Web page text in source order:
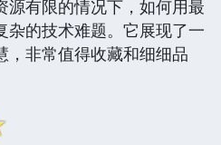
源有限的情况下，如何用最
杂的技术难题。它展现了一
，非常值得收藏和细细品